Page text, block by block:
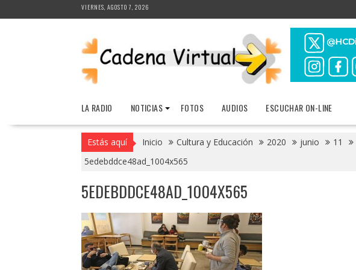
al
VIERNES, AGOSTO 7, 2026
LA RADIO NOTICIAS FOTOS AUDIOS ESCUCHAR ON-LINE
Estás aquí Inicio Cultura y Educación 2020 junio 11
5edebddce48ad_1004x565
5EDEBDDCE48AD_1004X565